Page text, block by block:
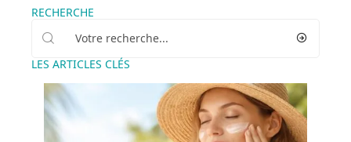
RECHERCHE
LES ARTICLES CLÉS